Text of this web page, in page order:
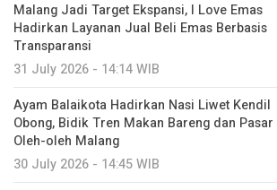
Malang Jadi Target Ekspansi, I Love Emas
Hadirkan Layanan Jual Beli Emas Berbasis
Transparansi
31 July 2026 - 14:14 WIB
Ayam Balaikota Hadirkan Nasi Liwet Kendil
Obong, Bidik Tren Makan Bareng dan Pasar
Oleh-oleh Malang
30 July 2026 - 14:45 WIB